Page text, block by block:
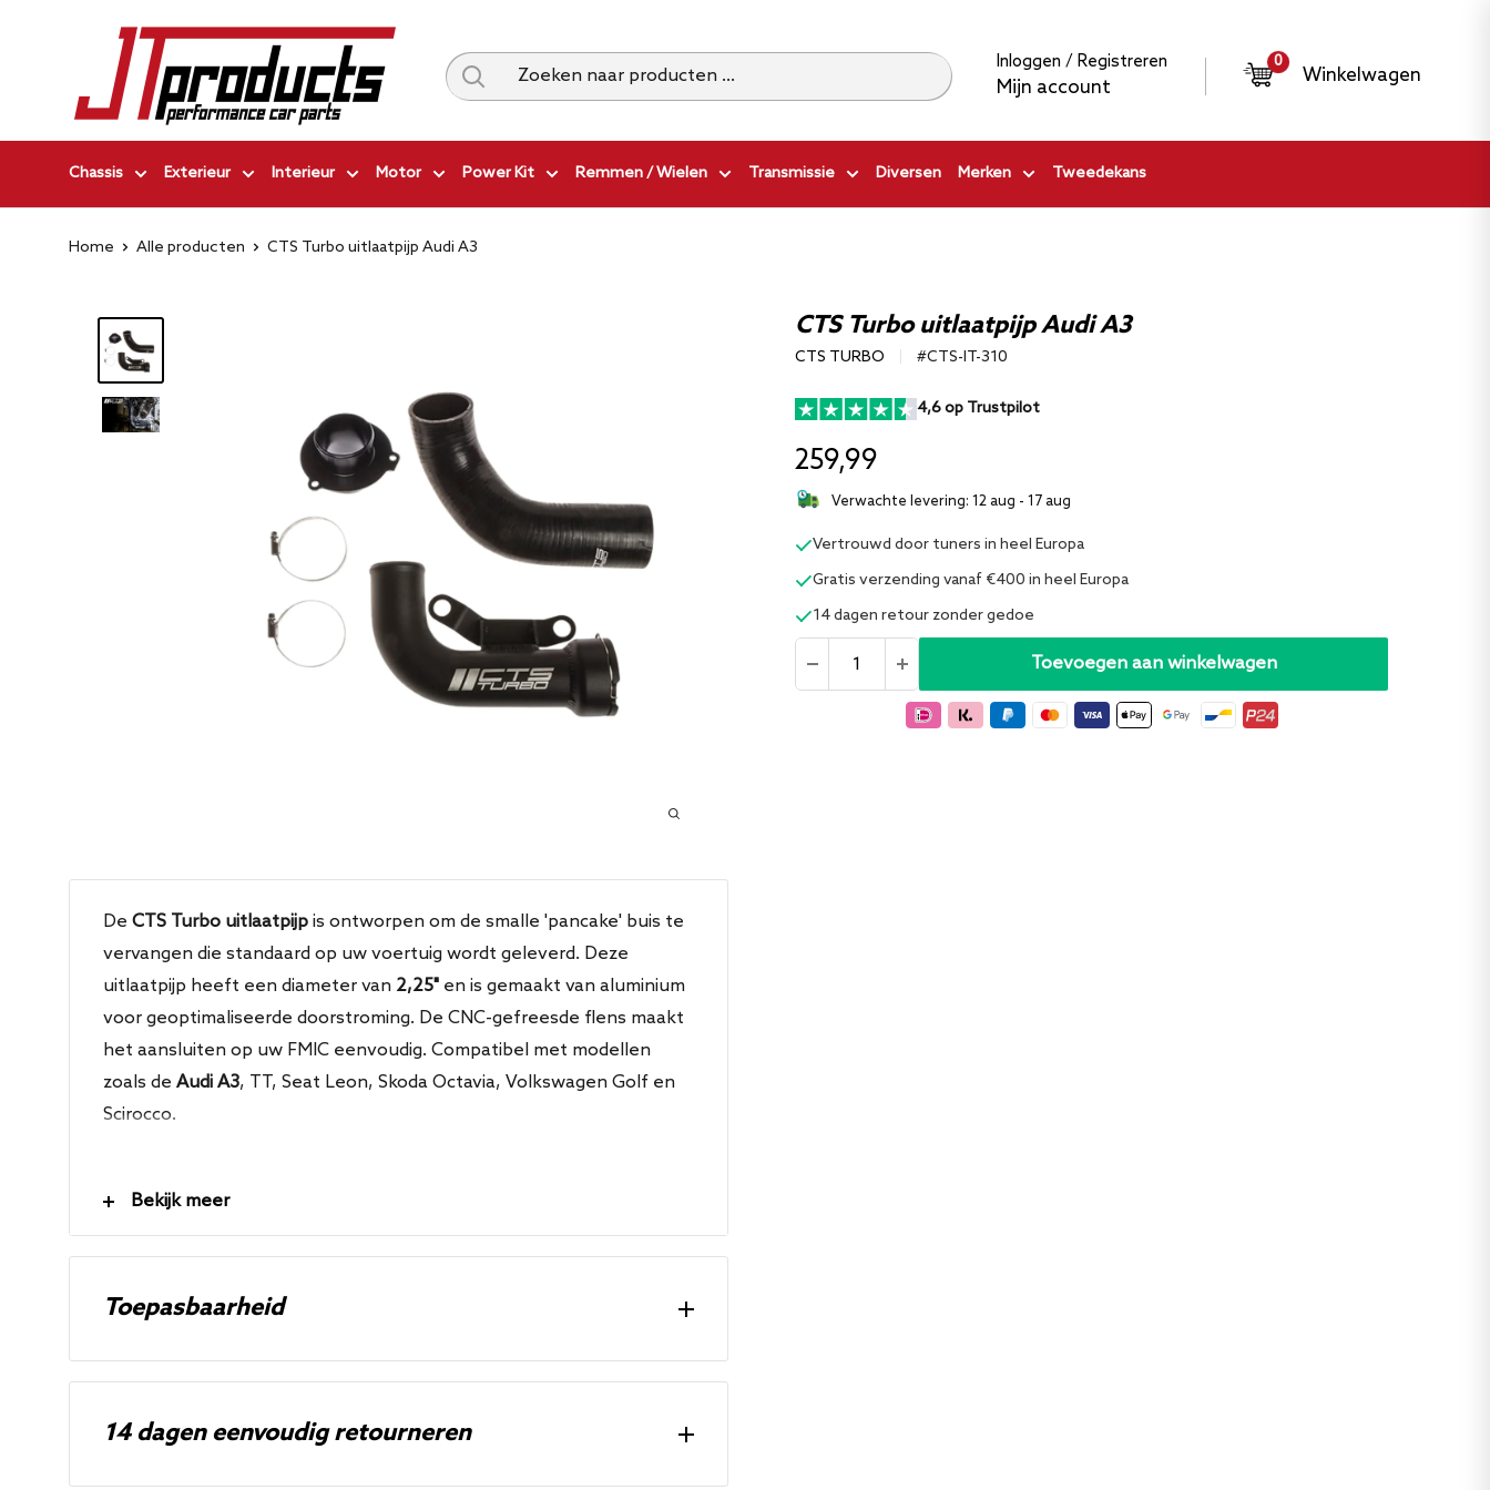
Products
Car
Inloggen / Registreren
Mijn account
0
Winkelwagen
Chassis Exterieur Interieur Motor Power Kit Remmen / Wielen Transmissie Diversen Merken Tweedekans
Home Alle producten CTS Turbo uitlaatpijp Audi A3
CTS Turbo uitlaatpijp Audi A3
CTS TURBO #CTS-IT-310
4,6 op Trustpilot
259,99
Verwachte levering: 12 aug - 17 aug
Vertrouwd door tuners in heel Europa
Gratis verzending vanaf €400 in heel Europa
14 dagen retour zonder gedoe
Toevoegen aan winkelwagen
De CTS Turbo uitlaatpijp is ontworpen om de smalle 'pancake' buis te
vervangen die standaard op uw voertuig wordt geleverd. Deze
uitlaatpijp heeft een diameter van 2,25" en is gemaakt van aluminium
voor geoptimaliseerde doorstroming. De CNC-gefreesde flens maakt
het aansluiten op uw FMIC eenvoudig. Compatibel met modellen
zoals de Audi A3, TT, Seat Leon, Skoda Octavia, Volkswagen Golf en
Scirocco.
Eigenschappen
Direct bolt on
CNC-gefreesde FMIC-aansluitflens
Laser gesneden montagebeugel
Bekijk meer
Toepasbaarheid
Merk Model Modelcode
Uitvoering
Audi
8P - 04-12
Audi
TT 8J - 06-13
2.0 TFSI - 200
14 dagen eenvoudig retourneren